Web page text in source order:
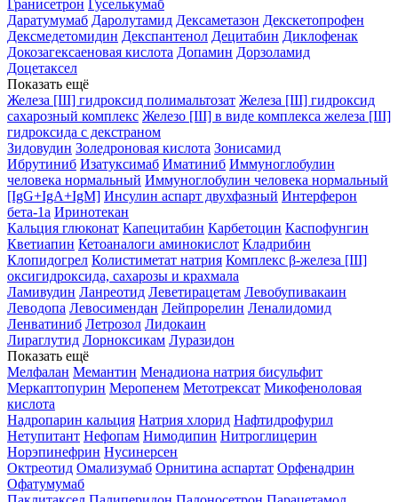
Гранисетрон Гуселькумаб
Даратумумаб Даролутамид Дексаметазон Декскетопрофен
Дексмедетомидин Декспантенол Децитабин Диклофенак
Докозагексаеновая кислота Допамин Дорзоламид
Доцетаксел
Показать ещё
Железа [III] гидроксид полимальтозат Железа [III] гидроксид
сахарозный комплекс Железо [III] в виде комплекса железа [III]
гидроксида с декстраном
Зидовудин Золедроновая кислота Зонисамид
Ибрутиниб Изатуксимаб Иматиниб Иммуноглобулин
человека нормальный Иммуноглобулин человека нормальный
[IgG+IgA+IgM] Инсулин аспарт двухфазный Интерферон
бета-1a Иринотекан
Кальция глюконат Капецитабин Карбетоцин Каспофунгин
Кветиапин Кетоаналоги аминокислот Кладрибин
Клопидогрел Колистиметат натрия Комплекс β-железа [III]
оксигидроксида, сахарозы и крахмала
Ламивудин Ланреотид Леветирацетам Левобупивакаин
Леводопа Левосимендан Лейпрорелин Леналидомид
Ленватиниб Летрозол Лидокаин
Лираглутид Лорноксикам Луразидон
Показать ещё
Мелфалан Мемантин Менадиона натрия бисульфит
Меркаптопурин Меропенем Метотрексат Микофеноловая
кислота
Надропарин кальция Натрия хлорид Нафтидрофурил
Нетупитант Нефопам Нимодипин Нитроглицерин
Норэпинефрин Нусинерсен
Октреотид Омализумаб Орнитина аспартат Орфенадрин
Офатумумаб